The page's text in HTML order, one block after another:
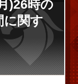
)26時の
に関す